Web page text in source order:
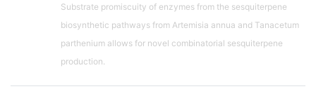
Substrate promiscuity of enzymes from the sesquiterpene
biosynthetic pathways from Artemisia annua and Tanacetum
parthenium allows for novel combinatorial sesquiterpene
production.